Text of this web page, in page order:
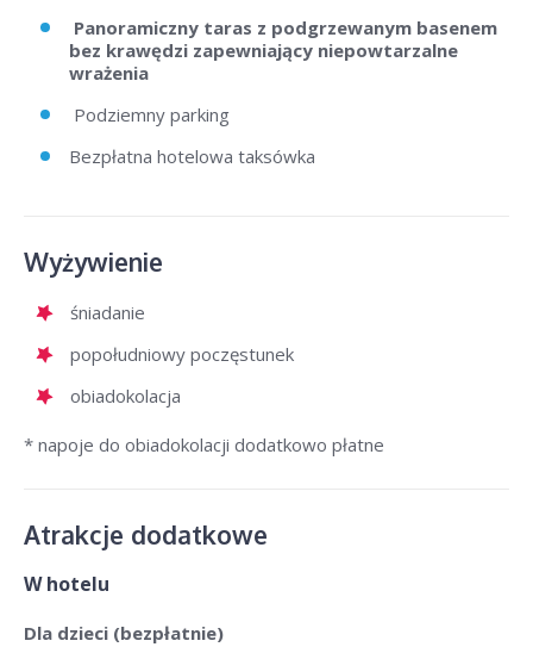
Panoramiczny taras z podgrzewanym basenem
bez krawędzi zapewniający niepowtarzalne
wrażenia
Podziemny parking
Bezpłatna hotelowa taksówka
Wyżywienie
śniadanie
popołudniowy poczęstunek
obiadokolacja
* napoje do obiadokolacji dodatkowo płatne
Atrakcje dodatkowe
W hotelu
Dla dzieci (bezpłatnie)